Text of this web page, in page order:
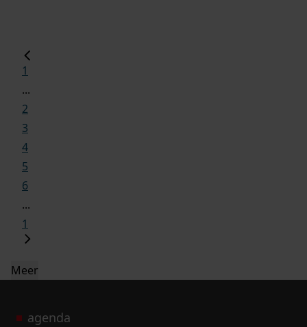
1
...
2
3
4
5
6
...
1
Meer
agenda